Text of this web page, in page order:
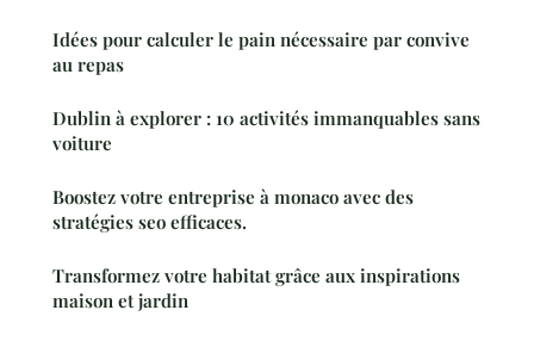
Idées pour calculer le pain nécessaire par convive
au repas
Dublin à explorer : 10 activités immanquables sans
voiture
Boostez votre entreprise à monaco avec des
stratégies seo efficaces.
Transformez votre habitat grâce aux inspirations
maison et jardin